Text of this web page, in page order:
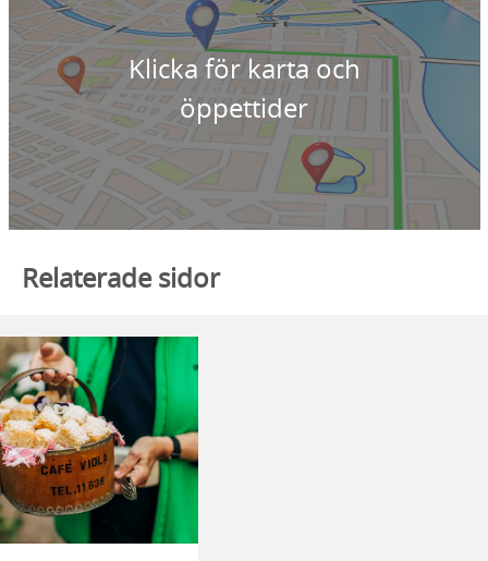
Klicka för karta och
öppettider
Relaterade sidor